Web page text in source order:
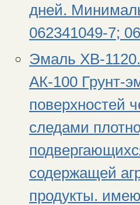
дней.
062341049-7;
Эмаль ХВ-
АК-100 Грунт-
поверхностей
следами
содержащей
продукты.